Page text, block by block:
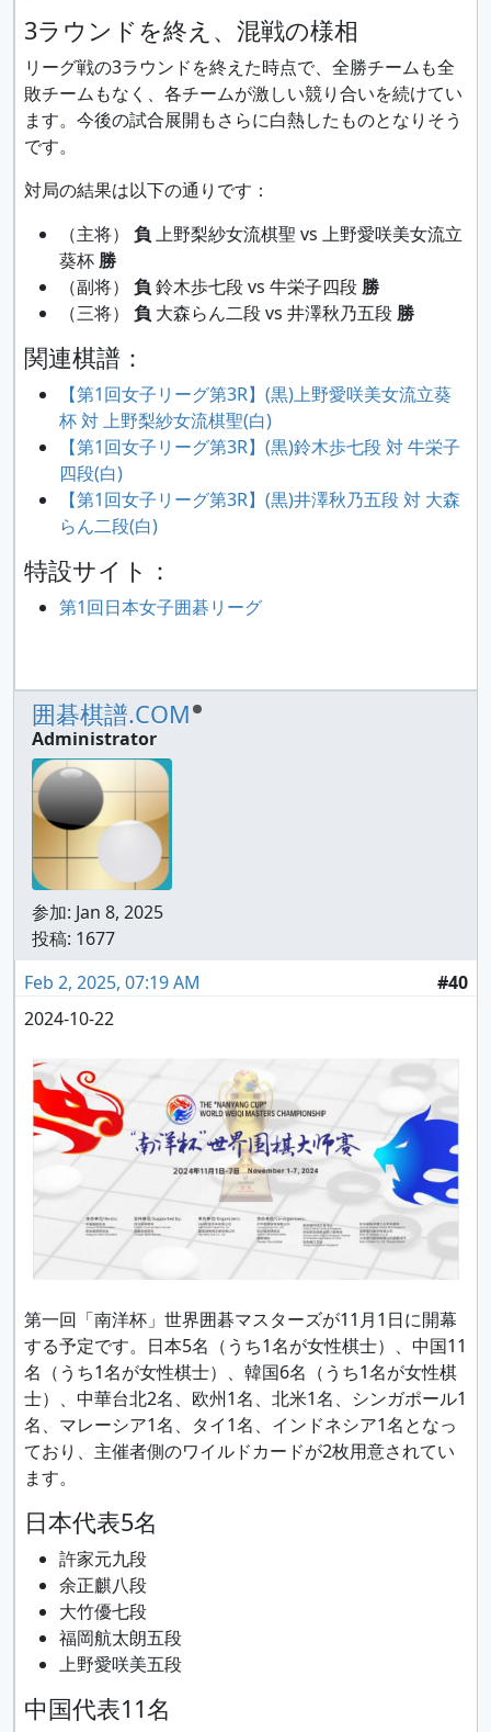
3ラウンドを終え、混戦の様相
リーグ戦の3ラウンドを終えた時点で、全勝チームも全
敗チームもなく、各チームが激しい競り合いを続けてい
ます。今後の試合展開もさらに白熱したものとなりそう
です。
対局の結果は以下の通りです：
（主将） 負 上野梨紗女流棋聖 vs 上野愛咲美女流立
葵杯 勝
（副将） 負 鈴木歩七段 vs 牛栄子四段 勝
（三将） 負 大森らん二段 vs 井澤秋乃五段 勝
関連棋譜：
【第1回女子リーグ第3R】(黒)上野愛咲美女流立葵
杯 対 上野梨紗女流棋聖(白)
【第1回女子リーグ第3R】(黒)鈴木歩七段 対 牛栄子
四段(白)
【第1回女子リーグ第3R】(黒)井澤秋乃五段 対 大森
らん二段(白)
特設サイト：
第1回日本女子囲碁リーグ
囲碁棋譜.COM
Administrator
参加: Jan 8, 2025
投稿: 1677
Feb 2, 2025, 07:19 AM
#40
2024-10-22
第一回「南洋杯」世界囲碁マスターズが11月1日に開幕
する予定です。日本5名（うち1名が女性棋士）、中国11
名（うち1名が女性棋士）、韓国6名（うち1名が女性棋
士）、中華台北2名、欧州1名、北米1名、シンガポール1
名、マレーシア1名、タイ1名、インドネシア1名となっ
ており、主催者側のワイルドカードが2枚用意されてい
ます。
日本代表5名
許家元九段
余正麒八段
大竹優七段
福岡航太朗五段
上野愛咲美五段
中国代表11名